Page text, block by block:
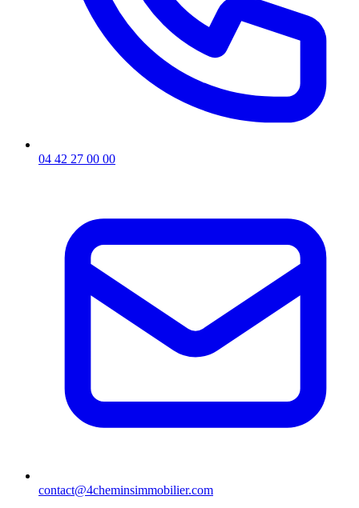
04 42 27 00 00
contact@4cheminsimmobilier.com